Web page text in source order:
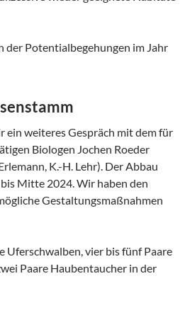
der Potentialbegehungen im Jahr
ein weiteres Gespräch mit dem für
Biologen Jochen Roeder
K.-H. Lehr). Der Abbau
Mitte 2024. Wir haben den
Gestaltungsmaßnahmen
Uferschwalben, vier bis fünf Paare
Paare Haubentaucher in der